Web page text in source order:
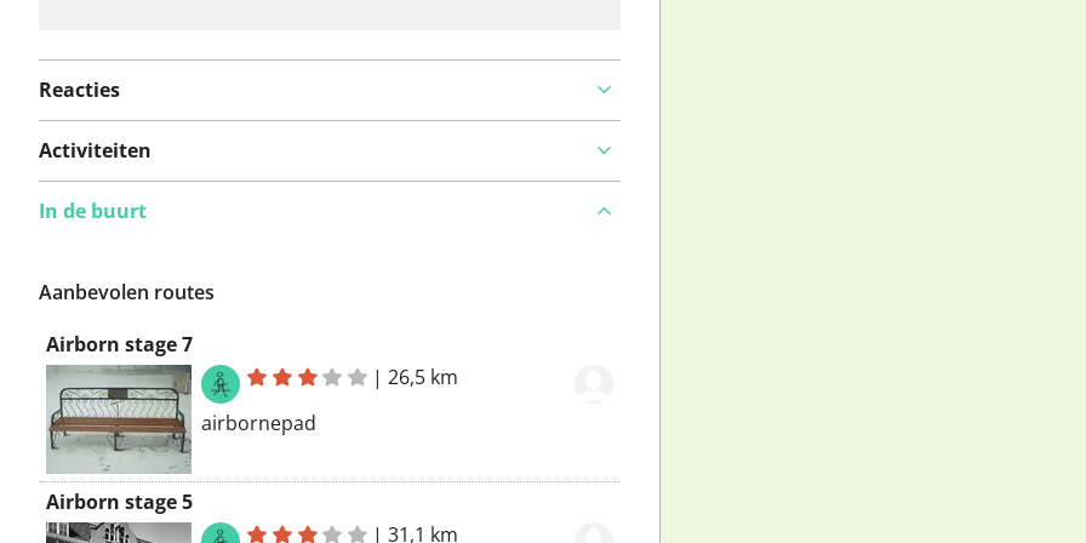
Reacties
Activiteiten
In de buurt
Aanbevolen routes
Airborn stage 7
|26,5 km
airbornepad
Airborn stage 5
|31,1 km